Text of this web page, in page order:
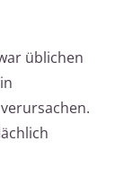
üblichen